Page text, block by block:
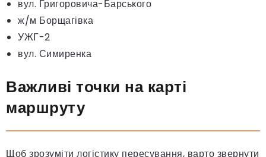
вул. Григоровича-Барського
ж/м Борщагівка
УЖГ-2
вул. Симиренка
Важливі точки на карті
маршруту
Щоб зрозуміти логістику пересування, варто звернути